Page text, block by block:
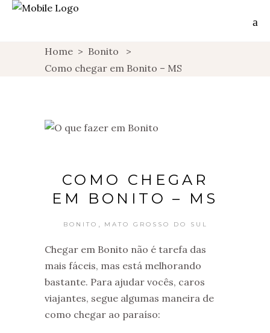
Home > Bonito
>
Como chegar em Bonito – MS
COMO CHEGAR
EM BONITO – MS
BONITO MATO GROSSO DO SUL
Chegar em Bonito não é tarefa das
mais fáceis, mas está melhorando
bastante. Para ajudar vocês, caros
viajantes, segue algumas maneira de
como chegar ao paraíso: